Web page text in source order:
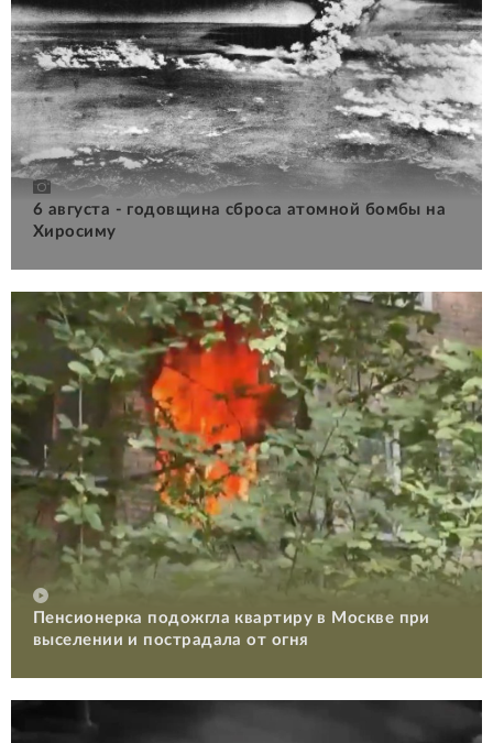
6 августа - годовщина сброса атомной бомбы на
Хиросиму
Пенсионерка подожгла квартиру в Москве при
выселении и пострадала от огня